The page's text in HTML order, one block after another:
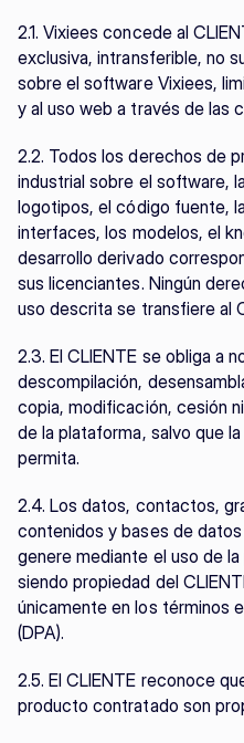
2.1. Vixiees concede al
exclusiva, intransferible, no
sobre el software Vixiees,
y al uso web a través de las
2.2. Todos los derechos de
industrial sobre el software,
logotipos, el código fuente,
interfaces, los modelos, el
desarrollo derivado
sus licenciantes. Ningún
uso descrita se transfiere al
2.3. El CLIENTE se obliga a
descompilación,
copia, modificación, cesión
de la plataforma, salvo que
permita.
2.4. Los datos, contactos,
contenidos y bases de
genere mediante el uso de
siendo propiedad del
únicamente en los términos
(DPA).
2.5. El CLIENTE reconoce
producto contratado son